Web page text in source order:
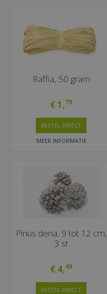
Raffia, 50 gram
€1,79
MEER INFORMATIE
BESTEL DIRECT
Pinus dena, 9 tot 12 cm,
3 st
€ 4,49
BESTEL DIRECT